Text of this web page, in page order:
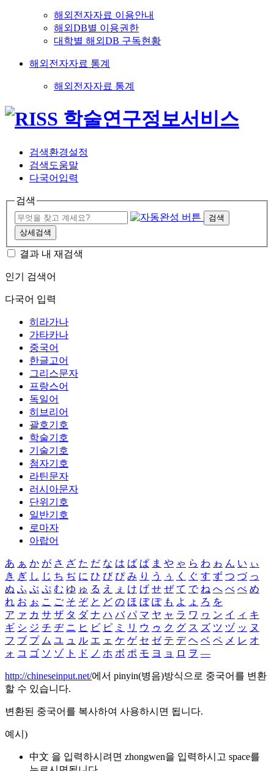
해외전자자료 이용안내
해외DB별 이용권한
대학별 해외DB 구독현황
해외전자자료 통계
해외전자자료 통계
검색환경설정
검색도움말
다국어입력
검색
검색
상세검색
결과 내 재검색
인기 검색어
다국어 입력
히라가나
가타카나
중국어
한글고어
그리스문자
프랑스어
독일어
히브리어
괄호기호
학술기호
기술기호
첨자기호
라틴문자
러시아문자
단위기호
일반기호
로마자
아랍어
あ ぁ か が さ ざ た だ な は ば ぱ ま や ゃ ら わ ゎ ん い ぃ
き ぎ し じ ち ぢ に ひ び ぴ み り う ぅ く ぐ す ず つ づ っ
ぬ ふ ぶ ぷ む ゆ ゅ る え ぇ け げ せ ぜ て で ね へ べ ぺ め
れ お ぉ こ ご そ ぞ と ど の ほ ぼ ぽ も よ ょ ろ を
ア ァ カ サ ザ タ ダ ナ ハ バ パ マ ヤ ャ ラ ワ ヮ ン イ ィ キ
ギ シ ジ チ ヂ ニ ヒ ビ ピ ミ リ ウ ゥ ク グ ス ズ ツ ヅ ッ ヌ
フ ブ プ ム ユ ュ ル エ ェ ケ ゲ セ ゼ テ デ ヘ ベ ペ メ レ オ
ォ コ ゴ ソ ゾ ト ド ノ ホ ボ ポ モ ヨ ョ ロ ヲ ―
http://chineseinput.net/에서 pinyin(병음)방식으로 중국어를 변환
할 수 있습니다.
변환된 중국어를 복사하여 사용하시면 됩니다.
예시)
中文 을 입력하시려면 zhongwen을 입력하시고 space를